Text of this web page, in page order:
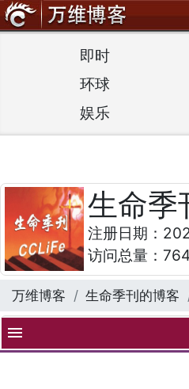
即时
环球
娱乐
生命季
注册日期：
访问总量：
万维博客 生命季刊的博客
menu